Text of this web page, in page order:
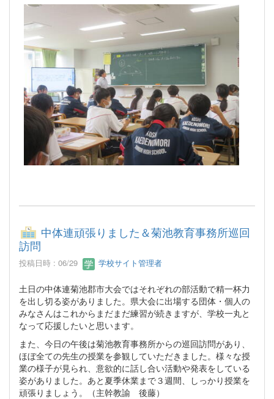
中体連頑張りました＆菊池教育事務所巡回
訪問
投稿日時 : 06/29 学校サイト管理者
土日の中体連菊池郡市大会ではそれぞれの部活動で精一杯力
を出し切る姿がありました。県大会に出場する団体・個人の
みなさんはこれからまだまだ練習が続きますが、学校一丸と
なって応援したいと思います。
また、今日の午後は菊池教育事務所からの巡回訪問があり、
ほぼ全ての先生の授業を参観していただきました。様々な授
業の様子が見られ、意欲的に話し合い活動や発表をしている
姿がありました。あと夏季休業まで３週間、しっかり授業を
頑張りましょう。（主幹教諭 後藤）